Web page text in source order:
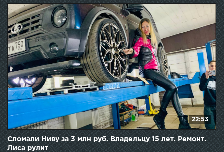
22:53
Сломали Ниву за 3 млн руб. Владельцу 15 лет. Ремонт.
Лиса рулит